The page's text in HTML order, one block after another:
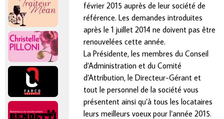
février 2015 auprès de leur société de
référence. Les demandes introduites
après le 1 juillet 2014 ne doivent pas être
renouvelées cette année.
La Présidente, les membres du Conseil
d’Administration et du Comité
d’Attribution, le Directeur-Gérant et
tout le personnel de la société vous
présentent ainsi qu’à tous les locataires
leurs meilleurs voeux pour l’année 2015.
a